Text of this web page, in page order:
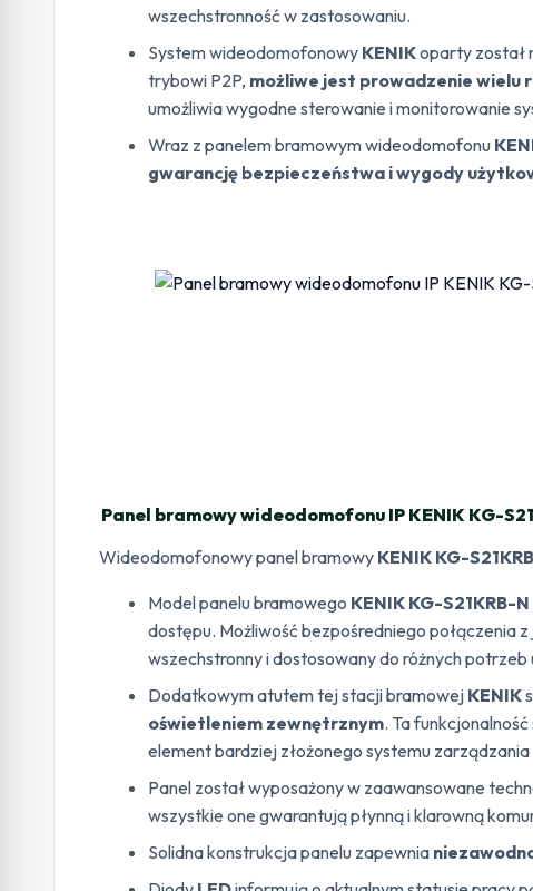
wszechstronność w zastosowaniu.
System wideodomofonowy KENIKoparty został
trybowi P2P, możliwe jest prowadzenie wielu
umożliwia wygodne sterowanie i monitorowanie
Wraz z panelem bramowym wideodomofonu
gwarancję bezpieczeństwa i wygody
Panel bramowy wideodomofonu IP KENIK KG-
Wideodomofonowy panel bramowy KENIK KG-
Model panelu bramowego KENIK KG-S21KRB-N
dostępu. Możliwość bezpośredniego połączenia
wszechstronny i dostosowany do różnych potrzeb
Dodatkowym atutem tej stacji bramowej KENIK
oświetleniem zewnętrznym. Ta
element bardziej złożonego systemu
Panel został wyposażony w zaawansowane
wszystkie one gwarantują płynną i klarowną
Solidna konstrukcja panelu zapewnia